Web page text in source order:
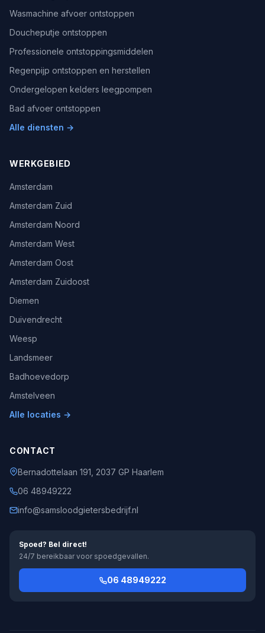
Wasmachine afvoer ontstoppen
Doucheputje ontstoppen
Professionele ontstoppingsmiddelen
Regenpijp ontstoppen en herstellen
Ondergelopen kelders leegpompen
Bad afvoer ontstoppen
Alle diensten →
WERKGEBIED
Amsterdam
Amsterdam Zuid
Amsterdam Noord
Amsterdam West
Amsterdam Oost
Amsterdam Zuidoost
Diemen
Duivendrecht
Weesp
Landsmeer
Badhoevedorp
Amstelveen
Alle locaties →
CONTACT
Bernadottelaan 191, 2037 GP Haarlem
06 48949222
info@samsloodgietersbedrijf.nl
Spoed? Bel direct!
24/7 bereikbaar voor spoedgevallen.
06 48949222